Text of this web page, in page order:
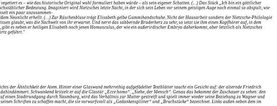
es – wie das historische Original wohl formuliert haben würde – als sein eigener Schatten. (…) Das Stück „Ich bin ein göttlicher
Bedeutung. Imaginiert wird Nietzsches letzte Nacht, in der sich sein Leben vor seinem geistigen Auge noch einmal so abspult, wie
ein paar unzusammen-
Neonlicht erhellt. (…) Zur Rüschenbluse trägt Elisabeth gelbe Gummihandschuhe. Nicht der Hausarbeit sondern der Nietzsche-Philologie
glaubt, was die Nachwelt von ihr erwartet. Und nervt das sabbernde Bruderherz zu sehr, so setzt sie ihm einen Kopfhörer auf, in dem
es neben er heiligen Elisabeth noch jenen Homunculus, der wie ein außerirdischer Embryo daherkommt, aber letztlich als Nietzsches
geführt."
der Ähnlichkeit der Atem. Hinter einer Glaswand mehrreihig aufgefädelter Textblätter taucht ein Gesicht auf: der alternde Friedrich
Schwankend kritzelt er auf die Glastür „Ecce homo“. „Siehe, der Mensch“. Genau das bekommt der Zuschauer zu sehen: den
einen Stadtrundgang durch Naumburg, wird das Verhältnis zur Mutter gestreift und spielt immer wieder seine Beziehung zu Wagner und
Schriften zu schaffen macht, die sie vorwurfsvoll als „Gedankensplitter“ und „Bruchstücke“ bezeichnet. Links außen neben dem im